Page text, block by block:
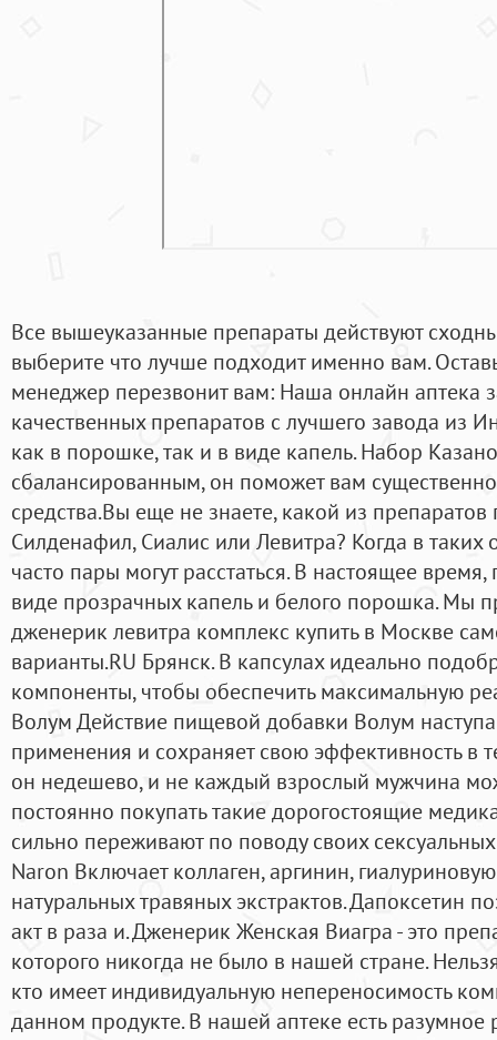
Все вышеуказанные препараты действуют
выберите что лучше подходит именно вам.
менеджер перезвонит вам: Наша онлайн аптека
качественных препаратов с лучшего завода из
как в порошке, так и в виде капель. Набор
сбалансированным, он поможет вам
средства.Вы еще не знаете, какой из
Силденафил, Сиалис или Левитра? Когда в таких
часто пары могут расстаться. В настоящее время,
виде прозрачных капель и белого порошка. Мы
дженерик левитра комплекс купить в Москве
варианты.RU Брянск. В капсулах идеально
компоненты, чтобы обеспечить максимальную
Волум Действие пищевой добавки Волум
применения и сохраняет свою эффективность в
он недешево, и не каждый взрослый мужчина
постоянно покупать такие дорогостоящие
сильно переживают по поводу своих
Naron Включает коллаген, аргинин,
натуральных травяных экстрактов. Дапоксетин
акт в раза и. Дженерик Женская Виагра - это
которого никогда не было в нашей стране.
кто имеет индивидуальную непереносимость
данном продукте. В нашей аптеке есть